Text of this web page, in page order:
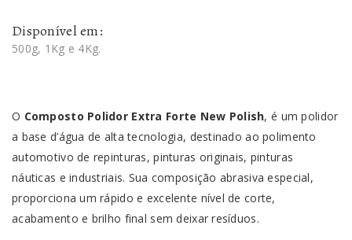
Disponível em:
500g, 1Kg e 4Kg.
O Composto Polidor Extra Forte New Polish, é um polidor
a base d’água de alta tecnologia, destinado ao polimento
automotivo de repinturas, pinturas originais, pinturas
náuticas e industriais. Sua composição abrasiva especial,
proporciona um rápido e excelente nível de corte,
acabamento e brilho final sem deixar resíduos.